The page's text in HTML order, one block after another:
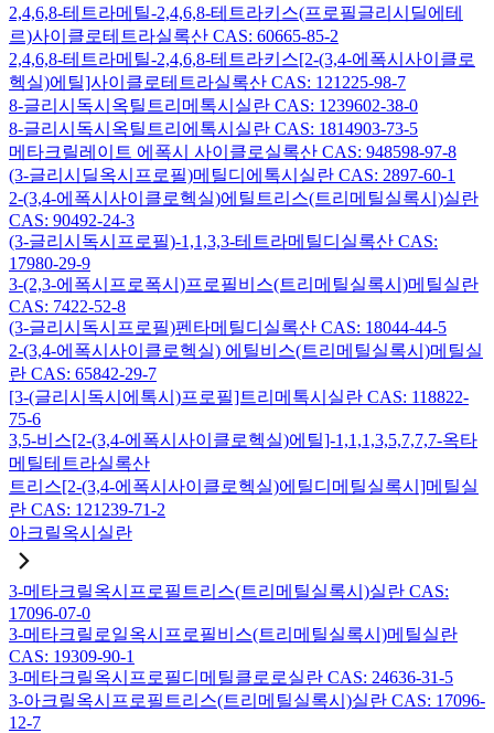
2,4,6,8-테트라메틸-2,4,6,8-테트라키스(프로필글리시딜에테
르)사이클로테트라실록산 CAS: 60665-85-2
2,4,6,8-테트라메틸-2,4,6,8-테트라키스[2-(3,4-에폭시사이클로
헥실)에틸]사이클로테트라실록산 CAS: 121225-98-7
8-글리시독시옥틸트리메톡시실란 CAS: 1239602-38-0
8-글리시독시옥틸트리에톡시실란 CAS: 1814903-73-5
메타크릴레이트 에폭시 사이클로실록산 CAS: 948598-97-8
(3-글리시딜옥시프로필)메틸디에톡시실란 CAS: 2897-60-1
2-(3,4-에폭시사이클로헥실)에틸트리스(트리메틸실록시)실란
CAS: 90492-24-3
(3-글리시독시프로필)-1,1,3,3-테트라메틸디실록산 CAS:
17980-29-9
3-(2,3-에폭시프로폭시)프로필비스(트리메틸실록시)메틸실란
CAS: 7422-52-8
(3-글리시독시프로필)펜타메틸디실록산 CAS: 18044-44-5
2-(3,4-에폭시사이클로헥실) 에틸비스(트리메틸실록시)메틸실
란 CAS: 65842-29-7
[3-(글리시독시에톡시)프로필]트리메톡시실란 CAS: 118822-
75-6
3,5-비스[2-(3,4-에폭시사이클로헥실)에틸]-1,1,1,3,5,7,7,7-옥타
메틸테트라실록산
트리스[2-(3,4-에폭시사이클로헥실)에틸디메틸실록시]메틸실
란 CAS: 121239-71-2
아크릴옥시실란
3-메타크릴옥시프로필트리스(트리메틸실록시)실란 CAS:
17096-07-0
3-메타크릴로일옥시프로필비스(트리메틸실록시)메틸실란
CAS: 19309-90-1
3-메타크릴옥시프로필디메틸클로로실란 CAS: 24636-31-5
3-아크릴옥시프로필트리스(트리메틸실록시)실란 CAS: 17096-
12-7